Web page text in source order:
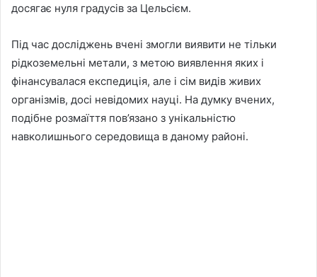
досягає нуля градусів за Цельсієм.
Під час досліджень вчені змогли виявити не тільки
рідкоземельні метали, з метою виявлення яких і
фінансувалася експедиція, але і сім видів живих
організмів, досі невідомих науці. На думку вчених,
подібне розмаїття пов’язано з унікальністю
навколишнього середовища в даному районі.